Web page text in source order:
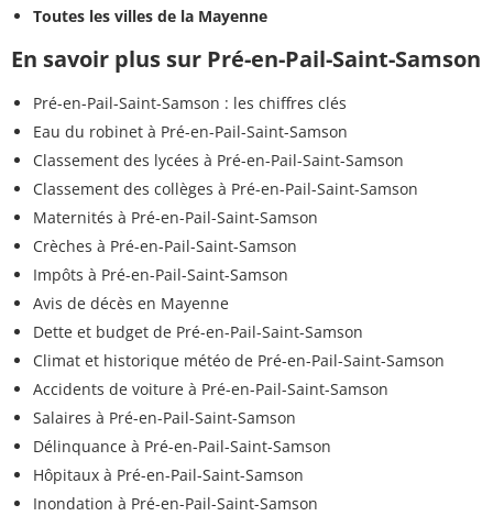
Toutes les villes de la Mayenne
En savoir plus sur Pré-en-Pail-Saint-Samson
Pré-en-Pail-Saint-Samson : les chiffres clés
Eau du robinet à Pré-en-Pail-Saint-Samson
Classement des lycées à Pré-en-Pail-Saint-Samson
Classement des collèges à Pré-en-Pail-Saint-Samson
Maternités à Pré-en-Pail-Saint-Samson
Crèches à Pré-en-Pail-Saint-Samson
Impôts à Pré-en-Pail-Saint-Samson
Avis de décès en Mayenne
Dette et budget de Pré-en-Pail-Saint-Samson
Climat et historique météo de Pré-en-Pail-Saint-Samson
Accidents de voiture à Pré-en-Pail-Saint-Samson
Salaires à Pré-en-Pail-Saint-Samson
Délinquance à Pré-en-Pail-Saint-Samson
Hôpitaux à Pré-en-Pail-Saint-Samson
Inondation à Pré-en-Pail-Saint-Samson